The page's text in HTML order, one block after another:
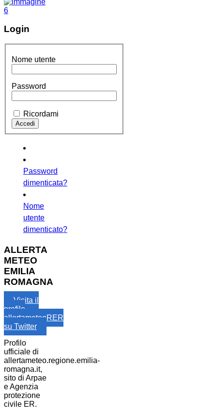
Login
Nome utente
Password
Ricordami
Password
dimenticata?
Nome
utente
dimenticato?
ALLERTA
METEO
EMILIA
ROMAGNA
Visita il
profilo
allertameteoRER
su Twitter
Profilo
ufficiale di
allertameteo.regione.emilia-
romagna.it,
sito di Arpae
e Agenzia
protezione
civile ER.